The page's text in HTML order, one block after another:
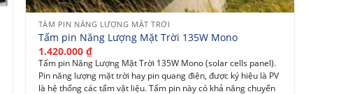
TẤM PIN NĂNG LƯỢNG MẶT TRỜI
Tấm pin Năng Lượng Mặt Trời 135W Mono
1.420.000 ₫
Tấm pin Năng Lượng Mặt Trời 135W Mono (solar cells panel).
Pin năng lượng mặt trời hay pin quang điện, được ký hiệu là PV
là hệ thống các tấm vật liệu. Tấm pin này có khả năng chuyển